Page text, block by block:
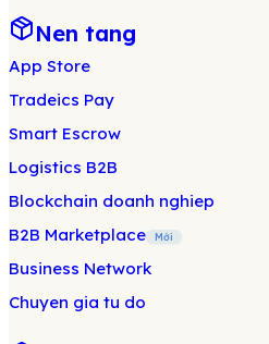
Nen tang
App Store
Tradeics Pay
Smart Escrow
Logistics B2B
Blockchain doanh nghiep
B2B Marketplace
Mới
Business Network
Chuyen gia tu do